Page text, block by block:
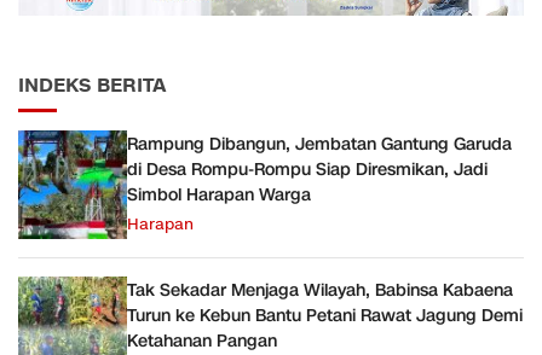
INDEKS BERITA
Rampung Dibangun, Jembatan Gantung Garuda
di Desa Rompu-Rompu Siap Diresmikan, Jadi
Simbol Harapan Warga
Harapan
Tak Sekadar Menjaga Wilayah, Babinsa Kabaena
Turun ke Kebun Bantu Petani Rawat Jagung Demi
Ketahanan Pangan